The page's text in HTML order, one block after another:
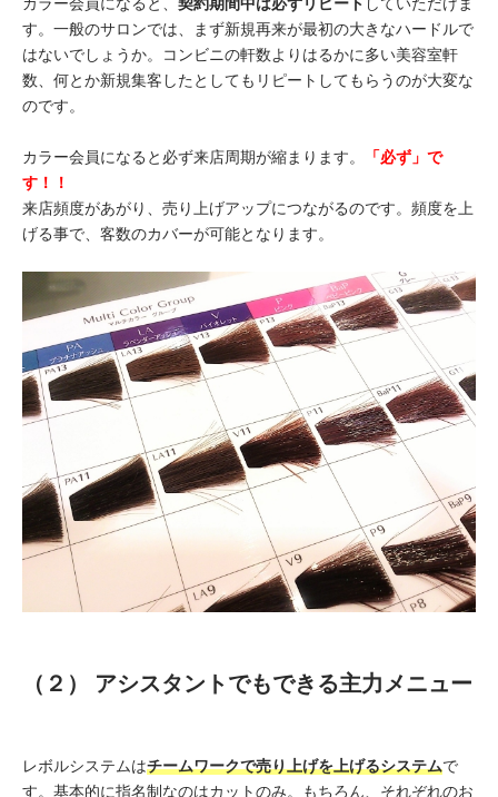
す。一般のサロンでは、まず新規再来が最初の大きなハードルで
はないでしょうか。コンビニの軒数よりはるかに多い美容室軒
数、何とか新規集客したとしてもリピートしてもらうのが大変な
のです。
カラー会員になると必ず来店周期が縮まります。
「必ず」で
す！！
来店頻度があがり、売り上げアップにつながるのです。頻度を上
げる事で、客数のカバーが可能となります。
（２） アシスタントでもできる主力メニュー
レボルシステムはチームワークで売り上げを上げるシステムで
す。基本的に指名制なのはカットのみ。もちろん、それぞれのお